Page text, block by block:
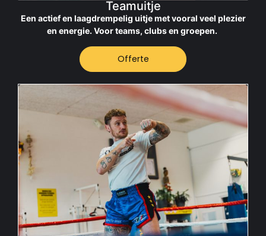
Teamuitje
Een actief en laagdrempelig uitje met vooral veel plezier
en energie. Voor teams, clubs en groepen.
Offerte